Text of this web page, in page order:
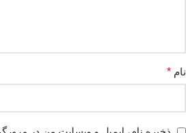
نام *